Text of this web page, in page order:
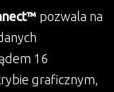
pozwala na
16
graficznym,